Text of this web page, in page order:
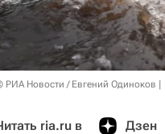
РИА Новости / Евгений Одиноков
ria.ru в Дзен